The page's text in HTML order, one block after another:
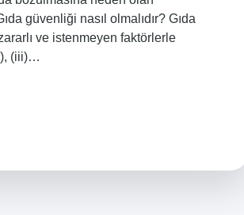
güvenliği nasıl olmalıdır? Gıda
ve istenmeyen faktörlerle
(iii)…